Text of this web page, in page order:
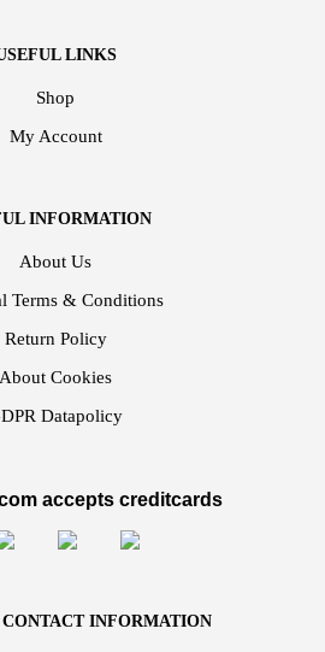
LINKS
Shop
My Account
INFORMATION
About Us
Terms & Conditions
Return Policy
About Cookies
Datapolicy
accepts creditcards
INFORMATION